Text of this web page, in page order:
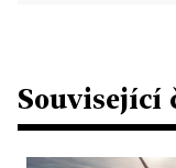
Související